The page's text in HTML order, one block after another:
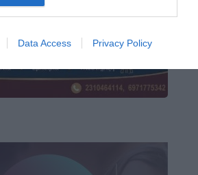
Data Access Privacy Policy